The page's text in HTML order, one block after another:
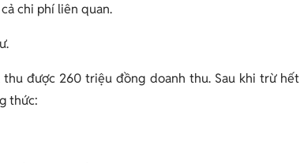
chi phí liên quan.
được 260 triệu đồng doanh thu. Sau khi trừ hết
thức: